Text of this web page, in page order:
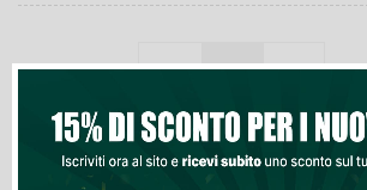
Quantità
Aggiungi Al Carrello